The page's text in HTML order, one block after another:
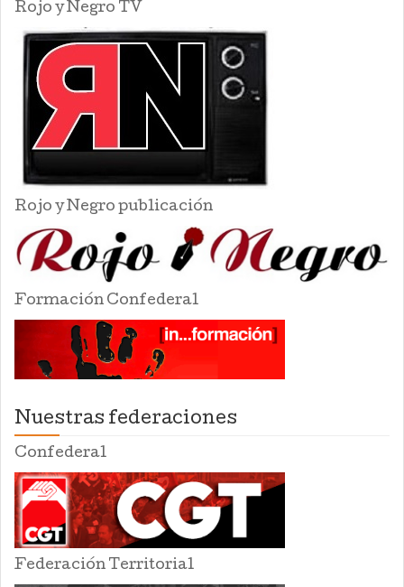
Rojo y Negro TV
Rojo y Negro publicación
Formación Confederal
Nuestras federaciones
Confederal
Federación Territorial